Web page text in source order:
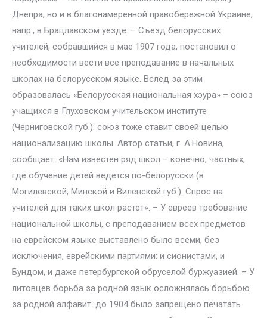
Днепра, но и в благонамеренной правобережной Украине,
напр., в Брацлавском уезде. – Съезд белорусских
учителей, собравшийся в мае 1907 года, постановил о
необходимости вести все преподавание в начальных
школах на белорусском языке. Вслед за этим
образовалась «Белорусская национальная хэура» – союз
учащихся в Глуховском учительском институте
(Черниговской губ.): союз тоже ставит своей целью
национализацию школы. Автор статьи, г. А.Новина,
сообщает: «Нам известен ряд школ – конечно, частных,
где обучение детей ведется по-белорусски (в
Могилевской, Минской и Виленской губ.). Спрос на
учителей для таких школ растет». – У евреев требование
национальной школы, с преподаванием всех предметов
на еврейском языке выставлено было всеми, без
исключения, еврейскими партиями: и сионистами, и
Бундом, и даже петербургской обруселой буржуазией. – У
литовцев борьба за родной язык осложнялась борьбою
за родной алфавит: до 1904 было запрещено печатать